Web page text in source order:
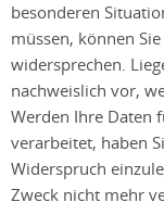
besonderen
müssen, können
widersprechen.
nachweislich vor,
Werden Ihre Daten
verarbeitet, haben
Widerspruch
Zweck nicht mehr